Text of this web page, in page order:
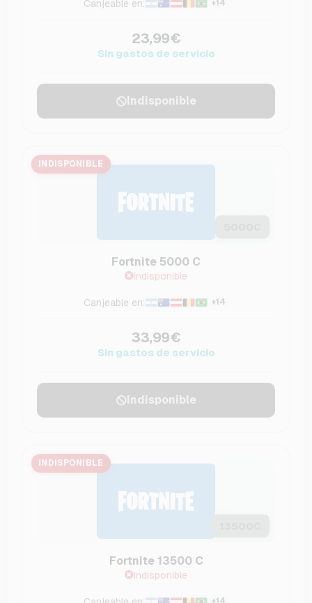
Canjeable en: +14
23,99€
Sin gastos de servicio
Indisponible
INDISPONIBLE
Fortnite 5000 C
Indisponible
Canjeable en: +14
33,99€
Sin gastos de servicio
Indisponible
INDISPONIBLE
Fortnite 13500 C
Indisponible